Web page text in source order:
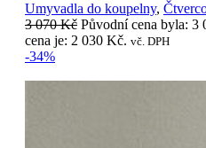
Umyvadla do koupelny,
3 070Kč Původní cena byla: 3
cena je: 2 030 Kč. vč. DPH
-34%